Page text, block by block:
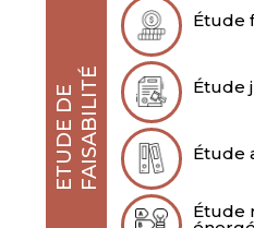
E
T
U
D
E
D
E
F
A
I
S
A
B
I
L
I
TÉ
Étude
Étude
Étude
Étude